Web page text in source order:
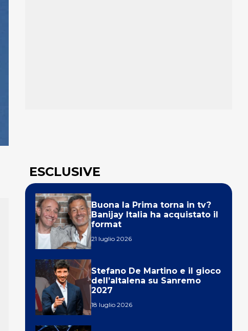
ESCLUSIVE
Buona la Prima torna in tv?
Banijay Italia ha acquistato il
format
21 luglio 2026
Stefano De Martino e il gioco
dell’altalena su Sanremo
2027
18 luglio 2026